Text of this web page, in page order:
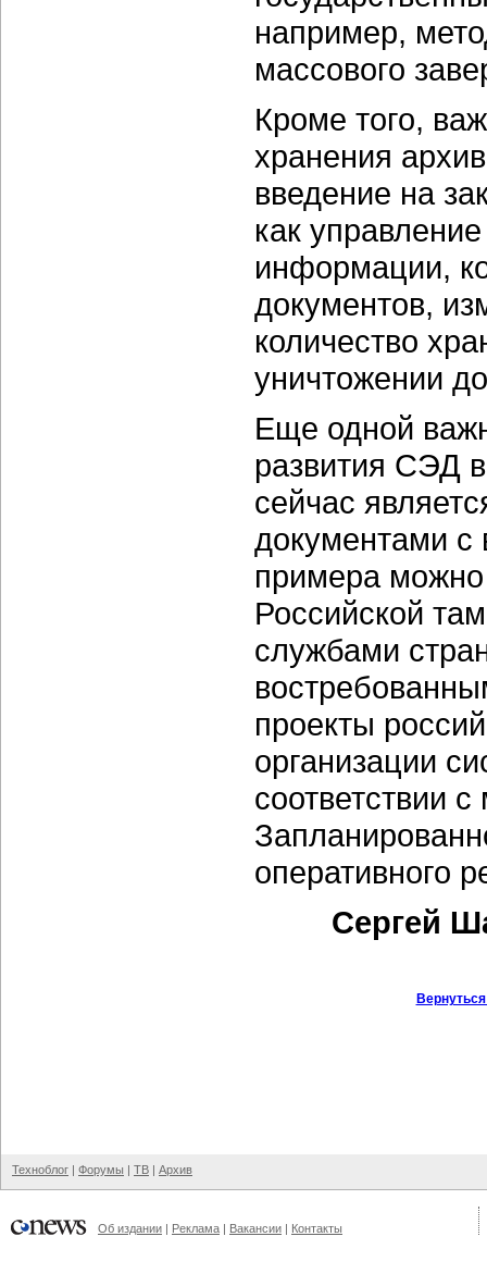
например,
массового
Кроме того,
хранения
введение на
как
информации,
документов,
количество
уничтожении
Еще одной
развития СЭД
сейчас
документами с
примера
Российской
службами
проекты
организации
соответствии
оперативного
Сергей
Техноблог | Форумы | ТВ | Архив
Об издании | Реклама | Вакансии | Контакты